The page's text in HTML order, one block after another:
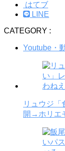
はてブ
LINE
CATEGORY :
Youtube・
リュウジ「
開→ホリエ